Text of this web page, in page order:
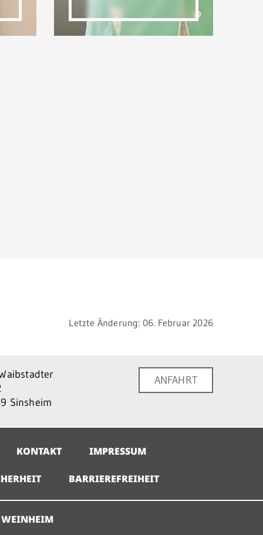
Letzte Änderung: 06. Februar 2026
Sinsheim
ANFAHRT
KONTAKT IMPRESSUM
BARRIEREFREIHEIT
WEINHEIM